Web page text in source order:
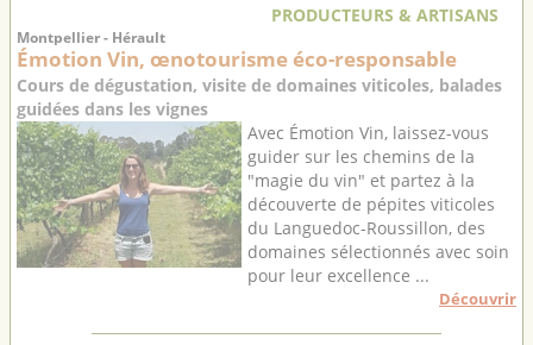
PRODUCTEURS & ARTISANS
Montpellier - Hérault
Émotion Vin, œnotourisme éco-responsable
Cours de dégustation, visite de domaines viticoles, balades
guidées dans les vignes
Avec Émotion Vin, laissez-vous
guider sur les chemins de la
"magie du vin" et partez à la
découverte de pépites viticoles
du Languedoc-Roussillon, des
domaines sélectionnés avec soin
pour leur excellence ...
Découvrir